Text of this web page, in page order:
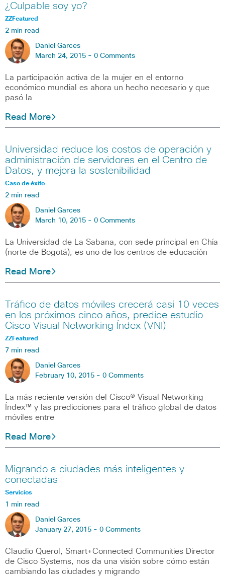
¿Culpable soy yo?
ZZFeatured
2 min read
Daniel Garces
March 24, 2015 - 0 Comments
La participación activa de la mujer en el entorno
económico mundial es ahora un hecho necesario y que
pasó la
Read More
Universidad reduce los costos de operación y
administración de servidores en el Centro de
Datos, y mejora la sostenibilidad
Caso de éxito
2 min read
Daniel Garces
March 10, 2015 - 0 Comments
La Universidad de La Sabana, con sede principal en Chía
(norte de Bogotá), es uno de los centros de educación
Read More
Tráfico de datos móviles crecerá casi 10 veces
en los próximos cinco años, predice estudio
Cisco Visual Networking Índex (VNI)
ZZFeatured
7 min read
Daniel Garces
February 10, 2015 - 0 Comments
La más reciente versión del Cisco® Visual Networking
Índex™ y las predicciones para el tráfico global de datos
móviles entre
Read More
Migrando a ciudades más inteligentes y
conectadas
Servicios
1 min read
Daniel Garces
January 27, 2015 - 0 Comments
Claudio Querol, Smart+Connected Communities Director
de Cisco Systems, nos da una visión sobre cómo están
cambiando las ciudades y migrando